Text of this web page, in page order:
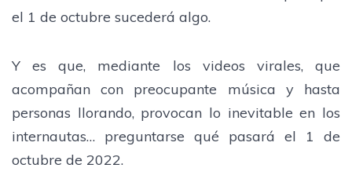
el 1 de octubre sucederá algo.
Y es que, mediante los videos virales, que
acompañan con preocupante música y hasta
personas llorando, provocan lo inevitable en los
internautas… preguntarse qué pasará el 1 de
octubre de 2022.